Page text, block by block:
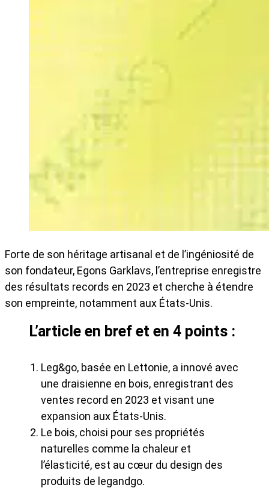
Forte de son héritage artisanal et de l’ingéniosité de
son fondateur, Egons Garklavs, l’entreprise enregistre
des résultats records en 2023 et cherche à étendre
son empreinte, notamment aux États-Unis.
L’article en bref et en 4 points :
Leg&go, basée en Lettonie, a innové avec
une draisienne en bois, enregistrant des
ventes record en 2023 et visant une
expansion aux États-Unis.
Le bois, choisi pour ses propriétés
naturelles comme la chaleur et
l’élasticité, est au cœur du design des
produits de legandgo.